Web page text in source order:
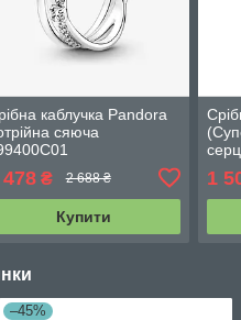
каблучка Pandora
сяюча
478₴ 2 688 ₴
Купити
1
–45%